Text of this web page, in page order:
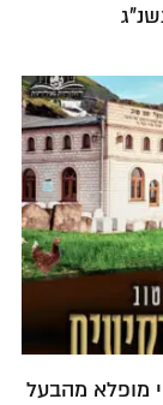
מופלא מהבעל